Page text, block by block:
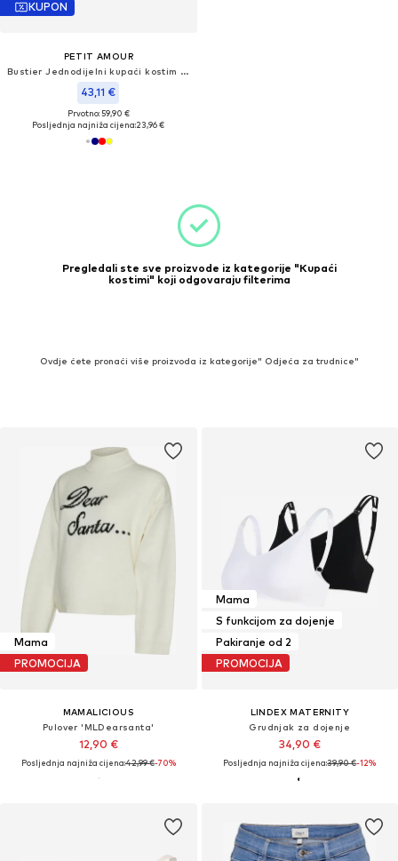
KUPON
PETIT AMOUR
Bustier Jednodijelni kupaći kostim 'Antonie'
43,11 €
Prvotno: 59,90 €
Posljednja najniža cijena:23,96 €
Pregledali ste sve proizvode iz kategorije "Kupaći
kostimi" koji odgovaraju filterima
Ovdje ćete pronaći više proizvoda iz kategorije" Odjeća za trudnice"
Mama
PROMOCIJA
MAMALICIOUS
Pulover 'MLDearsanta'
12,90 €
Posljednja najniža cijena:42,99 €-70%
Mama
S funkcijom za dojenje
Pakiranje od 2
PROMOCIJA
LINDEX MATERNITY
Grudnjak za dojenje
34,90 €
Posljednja najniža cijena:39,90 €-12%